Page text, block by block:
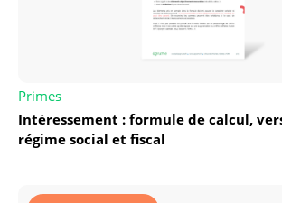
Primes
Intéressement : formule de calcul,
régime social et fiscal